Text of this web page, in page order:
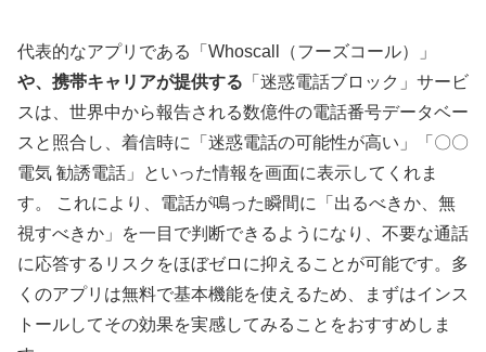
代表的なアプリである「Whoscall（フーズコール）」
や、携帯キャリアが提供する 「迷惑電話ブロック」サービ
スは、世界中から報告される数億件の電話番号データベー
スと照合し、着信時に「迷惑電話の可能性が高い」「〇〇
電気 勧誘電話」といった情報を画面に表示してくれま
す。 これにより、電話が鳴った瞬間に「出るべきか、無
視すべきか」を一目で判断できるようになり、不要な通話
に応答するリスクをほぼゼロに抑えることが可能です。多
くのアプリは無料で基本機能を使えるため、まずはインス
トールしてその効果を実感してみることをおすすめしま